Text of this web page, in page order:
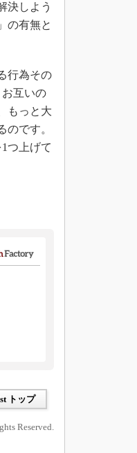
決しよう
の有無と
行為その
互いの
もっと大
です。
つ上げて
トップ
Reserved.